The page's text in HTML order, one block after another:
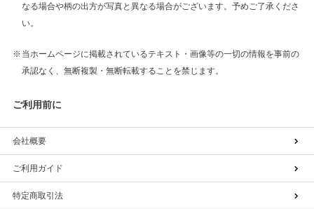
なる場合や柄の出方が写真と異なる場合がございます。予めご了承くださ
い。
当ホームページに掲載されているテキスト・画像等の一切の情報を事前の
承認なく、無断複製・無断転載することを禁じます。
ご利用前に
会社概要
ご利用ガイド
特定商取引法